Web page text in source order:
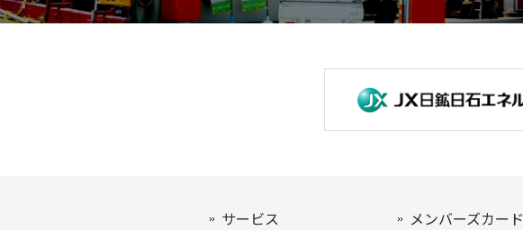
サービス メンバーズカード